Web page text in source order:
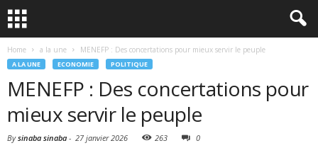
Home a la une MENEFP : Des concertations pour mieux servir le peuple
A LA UNE ECONOMIE POLITIQUE
MENEFP : Des concertations pour
mieux servir le peuple
Bysinaba sinaba - 27 janvier 2026 263 0